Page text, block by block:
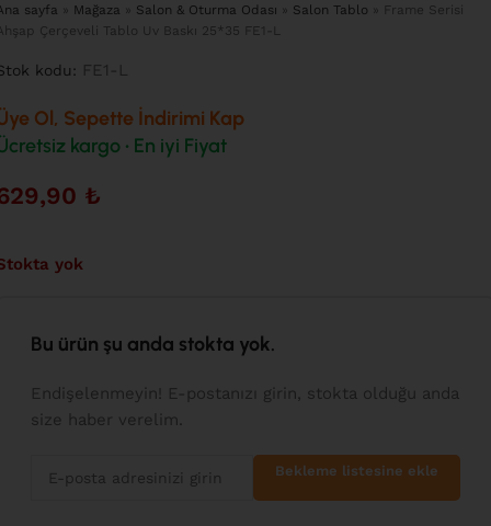
sayfa » Mağaza » Salon & Oturma Odası » Salon Tablo »
Frame Serisi
Çerçeveli Tablo Uv Baskı 25*35 FE1-L
kodu: FE1-L
Ol, Sepette İndirimi Kap
kargo • En iyi Fiyat
₺
yok
Bu ürün şu anda stokta yok.
Endişelenmeyin! E-postanızı girin, stokta olduğu anda
size haber verelim.
Bekleme listesine ekle